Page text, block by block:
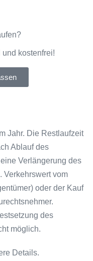
kostenfrei!
Jahr. Die Restlaufzeit
Ablauf des
Verlängerung des
Verkehrswert vom
oder der Kauf
des
möglich.
Details.